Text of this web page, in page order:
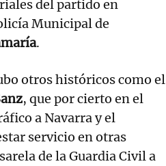
del partido en
Municipal de
.
otros históricos como el
, que por cierto en el
a Navarra y el
servicio en otras
de la Guardia Civil a